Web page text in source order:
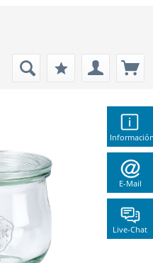
E-Mail
Live-Chat